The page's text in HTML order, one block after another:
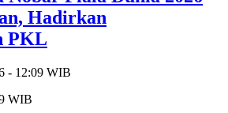
Hadirkan
PKL
- 12:09 WIB
WIB